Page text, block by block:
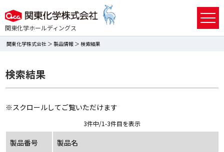
関東化学ホールディングス
関東化学株式会社 ＞製品情報 ＞ 検索結果
検索結果
※スクロールしてご覧いただけます
3件中/1-3件目を表示
製品番号 製品名